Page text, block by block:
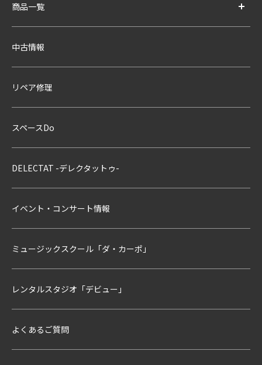
商品一覧
中古情報
リペア修理
スペースDo
DELECTAT -デレクタットゥ-
イベント・コンサート情報
ミュージックスクール「ダ・カーポ」
レンタルスタジオ「デビュー」
よくあるご質問